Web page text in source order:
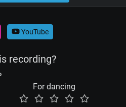
YouTube
recording?
For dancing